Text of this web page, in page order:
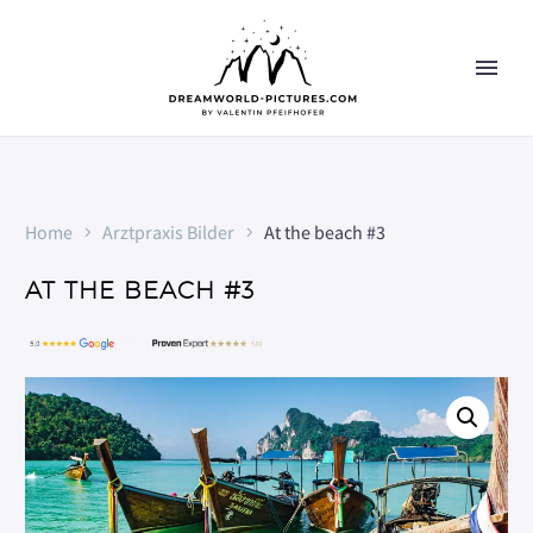
Home Arztpraxis Bilder At the beach #3
AT THE BEACH #3